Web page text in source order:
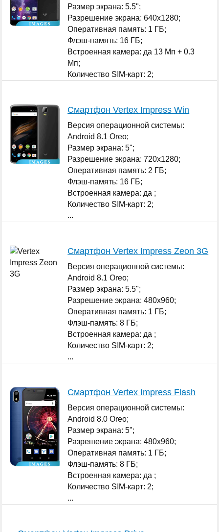
Размер экрана: 5.5";
Разрешение экрана: 640x1280;
Оперативная память: 1 ГБ;
Флэш-память: 16 ГБ;
Встроенная камера: да 13 Мп + 0.3
Мп;
Количество SIM-карт: 2;
Смартфон Vertex Impress Win
Версия операционной системы:
Android 8.1 Oreo;
Размер экрана: 5";
Разрешение экрана: 720x1280;
Оперативная память: 2 ГБ;
Флэш-память: 16 ГБ;
Встроенная камера: да ;
Количество SIM-карт: 2;
...
Смартфон Vertex Impress Zeon 3G
Версия операционной системы:
Android 8.1 Oreo;
Размер экрана: 5.5";
Разрешение экрана: 480x960;
Оперативная память: 1 ГБ;
Флэш-память: 8 ГБ;
Встроенная камера: да ;
Количество SIM-карт: 2;
...
Смартфон Vertex Impress Flash
Версия операционной системы:
Android 8.0 Oreo;
Размер экрана: 5";
Разрешение экрана: 480x960;
Оперативная память: 1 ГБ;
Флэш-память: 8 ГБ;
Встроенная камера: да ;
Количество SIM-карт: 2;
...